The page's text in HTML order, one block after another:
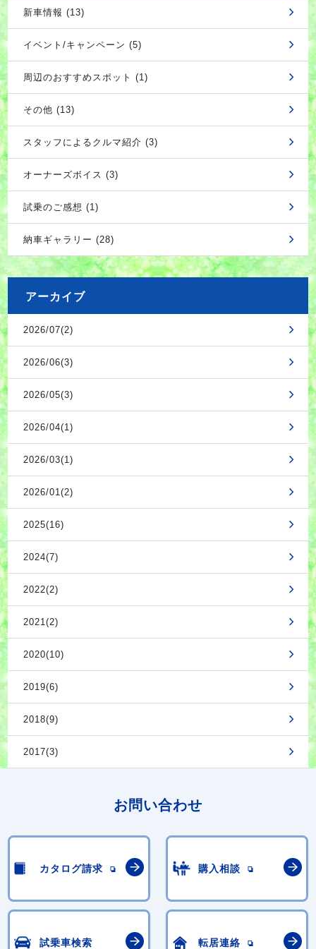
新車情報 (13)
イベント/キャンペーン (5)
周辺のおすすめスポット (1)
その他 (13)
スタッフによるクルマ紹介 (3)
オーナーズボイス (3)
試乗のご感想 (1)
納車ギャラリー (28)
アーカイブ
2026/07(2)
2026/06(3)
2026/05(3)
2026/04(1)
2026/03(1)
2026/01(2)
2025(16)
2024(7)
2022(2)
2021(2)
2020(10)
2019(6)
2018(9)
2017(3)
お問い合わせ
カタログ請求 購入相談
試乗車検索 転居連絡